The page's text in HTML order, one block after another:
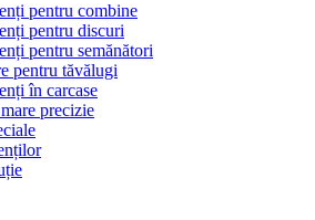
pentru combine
pentru discuri
pentru semănători
pentru tăvălugi
în carcase
precizie